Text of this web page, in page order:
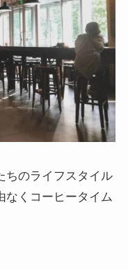
ちのライフスタイル
なくコーヒータイム